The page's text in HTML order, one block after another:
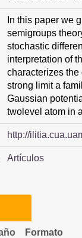
In this paper we
semigroups
stochastic
interpretation of
characterizes
strong limit a
Gaussian
twolevel atom in
http://
Artículos
Formato